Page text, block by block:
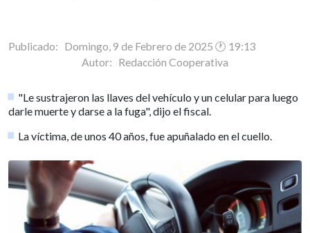
Publicado: Domingo, 9 de Febrero de 2025 🕐 19:13
Autor: Redacción Cooperativa
"Le sustrajeron las llaves del vehículo y un celular para luego
darle muerte y darse a la fuga", dijo el fiscal.
La víctima, de unos 40 años, fue apuñalado en el cuello.